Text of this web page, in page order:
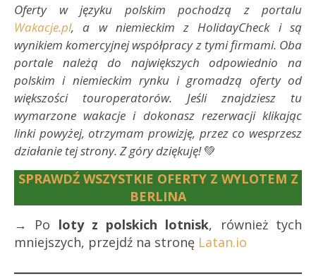
Oferty w języku polskim pochodzą z portalu
Wakacje.pl, a w niemieckim z HolidayCheck i są
wynikiem komercyjnej współpracy z tymi firmami. Oba
portale należą do największych odpowiednio na
polskim i niemieckim rynku i gromadzą oferty od
większości touroperatorów. Jeśli znajdziesz tu
wymarzone wakacje i dokonasz rezerwacji klikając
linki powyżej, otrzymam prowizję, przez co wesprzesz
działanie tej strony. Z góry dziękuję!💚
SPRAWDŹ WSZYSTKIE OFERTY Z WYLOTEM Z
BERLINA
→ Po loty z polskich lotnisk, również tych
mniejszych, przejdź na stronę Latan.io